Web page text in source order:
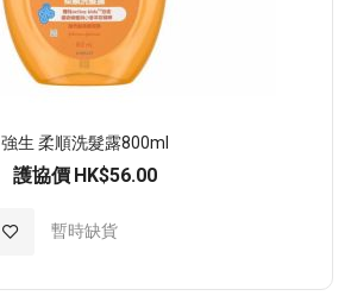
強生 柔順洗髮露800ml
護協價 HK$56.00
暫時缺貨
加入至願望清單